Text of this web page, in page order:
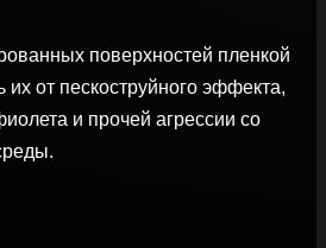
поверхностей пленкой
их от пескоструйного эффекта,
и прочей агрессии со